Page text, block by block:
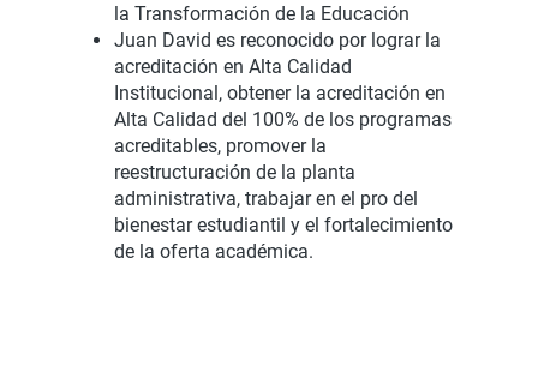
la Transformación de la Educación
Juan David es reconocido por lograr la
acreditación en Alta Calidad
Institucional, obtener la acreditación en
Alta Calidad del 100% de los programas
acreditables, promover la
reestructuración de la planta
administrativa, trabajar en el pro del
bienestar estudiantil y el fortalecimiento
de la oferta académica.